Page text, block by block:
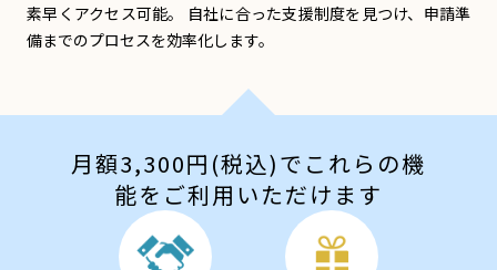
素早くアクセス可能。 自社に合った支援制度を見つけ、申請準
備までのプロセスを効率化します。
月額3,300円(税込)でこれらの機
能をご利用いただけます